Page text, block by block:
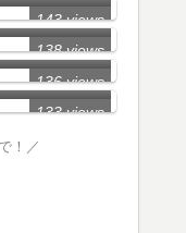
143 views
138 views
136 views
133 views
！／